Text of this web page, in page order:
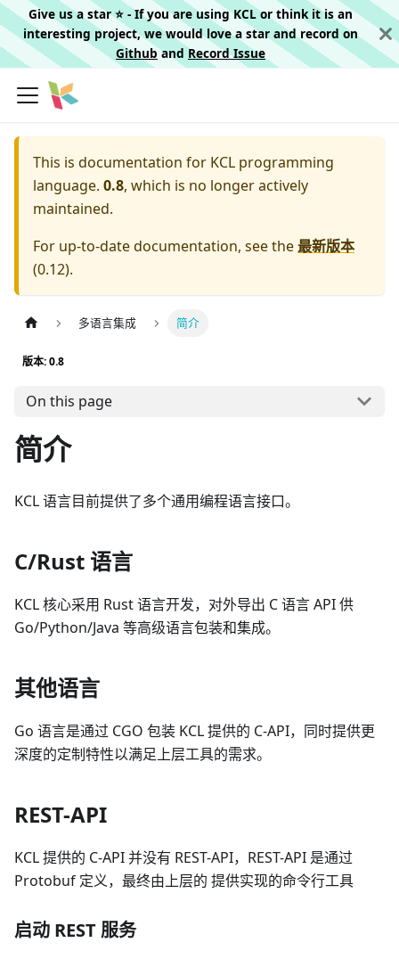
Give us a star ⭐️ - If you are using KCL or think it is an
interesting project, we would love a star and record on
Githuband Record Issue
This is documentation for KCL programming
language. 0.8, which is no longer actively
maintained.
For up-to-date documentation, see the最新版本
(0.12).
多语言集成 简介
版本: 0.8
On this page
简介
KCL 语言目前提供了多个通用编程语言接口。
C/Rust 语言
KCL 核心采用 Rust 语言开发，对外导出 C 语言 API 供
Go/Python/Java 等高级语言包装和集成。
其他语言
Go 语言是通过 CGO 包装 KCL 提供的 C-API，同时提供更
深度的定制特性以满足上层工具的需求。
REST-API
KCL 提供的 C-API 并没有 REST-API，REST-API 是通过
Protobuf 定义，最终由上层的 提供实现的命令行工具
启动 REST 服务